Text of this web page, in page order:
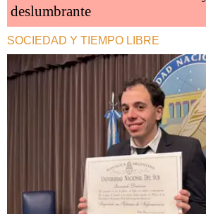
deslumbrante
SOCIEDAD Y TIEMPO LIBRE